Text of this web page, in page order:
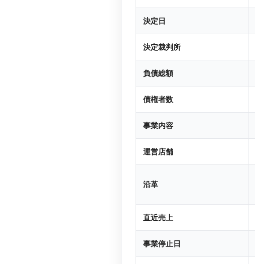
決定日
決定裁判所
負債総額
債権者数
事業内容
運営店舗
沿革
直近売上
事業停止日